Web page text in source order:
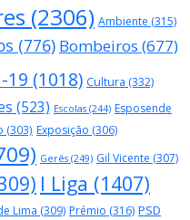
(2306) Ambiente (315)
(776) Bombeiros (677)
19 (1018) Cultura (332)
(523) Escolas (244) Esposende
(303) Exposição (306)
Gerês (249) Gil Vicente (307)
I Liga (1407)
Lima (309) Prémio (316) PSD